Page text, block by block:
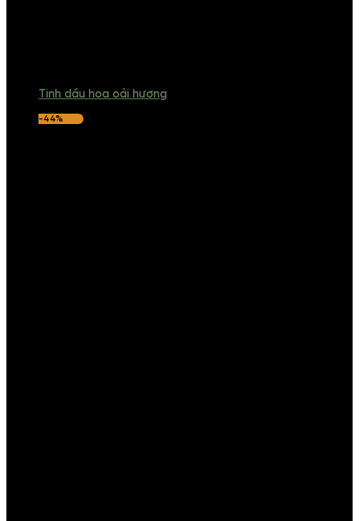
Tinh dầu hoa oải hương
-44%